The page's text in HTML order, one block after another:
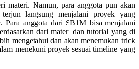
materi. Namun, para anggota pun akan
langsung menjalani proyek yang
Para anggota dari SB1M bisa menjalani
dari materi dan tutorial yang di
mengetahui dan akan menemukan trick
menekuni proyek sesuai timeline yang